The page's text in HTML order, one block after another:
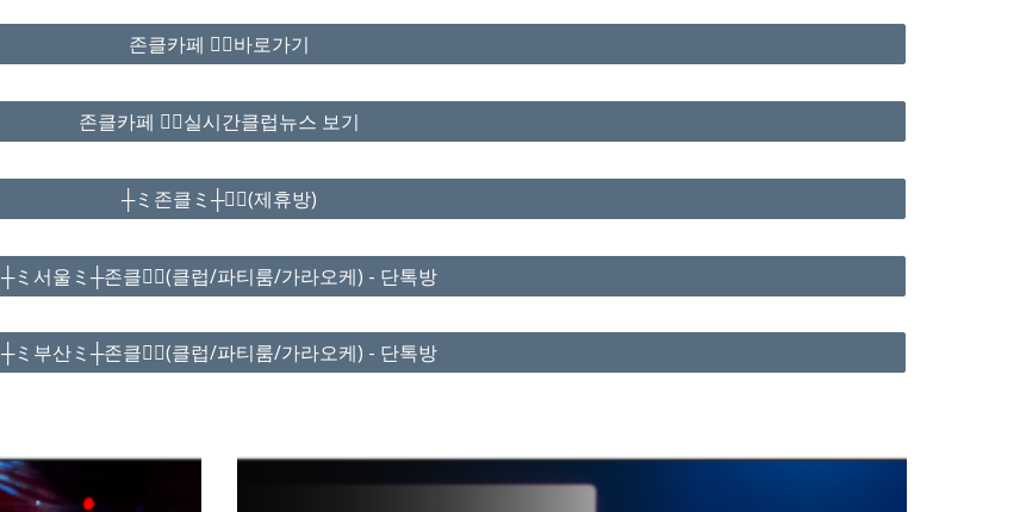
존클카페 ❤️‍🔥바로가기
존클카페 ❤️‍🔥실시간클럽뉴스 보기
┼ミ존클ミ┼❤️‍🔥(제휴방)
┼ミ서울ミ┼존클❤️‍🔥(클럽/파티룸/가라오케) - 단톡방
┼ミ부산ミ┼존클❤️‍🔥(클럽/파티룸/가라오케) - 단톡방